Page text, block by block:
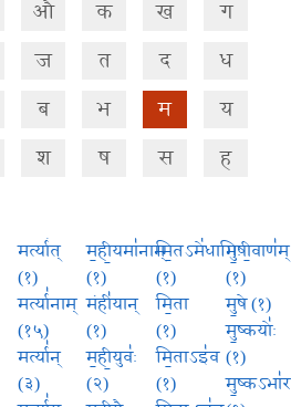
औ क ख ग
ज त द ध
ब भ म य
श ष स ह
मर्त्या॑त्
(१)
मर्त्या॑नाम्
(१५)
मर्त्या॑न्
(३)
म॒ही॒यमा॑नाम्
(१)
मंही॑यान्
(१)
म॒ही॒युवः॑
(२)
मि॒तऽमे॑धाभिः
(१)
मि॒ता
(१)
मि॒ताऽइ॑व
(१)
मु॒षी॒वाण॑म्
(१)
मु॒षे (१)
मु॒ष्कयोः॑
(१)